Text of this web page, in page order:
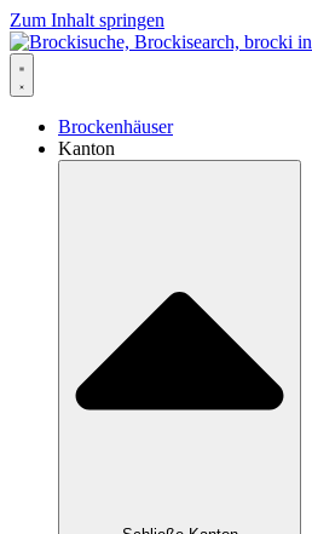
Zum Inhalt springen
Brockenhäuser
Kanton